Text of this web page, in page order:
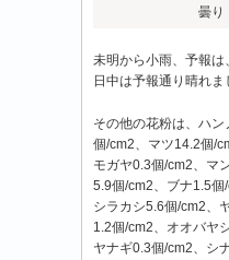
曇り
未明から小雨、予報は
日中は予報通り晴れま
その他の花粉は、ハ
個/cm2、マツ14.2個/
モガヤ0.3個/cm2、マ
5.9個/cm2、ブナ1.5個
シラカシ5.6個/cm2、
1.2個/cm2、オオバヤ
ヤナギ0.3個/cm2、シ